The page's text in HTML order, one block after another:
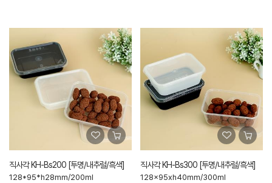
직사각 KH-Bs200 [투명/내추럴/흑색]
128*95*h28mm/200ml
직사각 KH-Bs300 [투명/내추럴/흑색]
128x95xh40mm/300ml